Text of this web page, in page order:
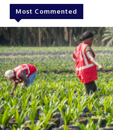
Most Commented